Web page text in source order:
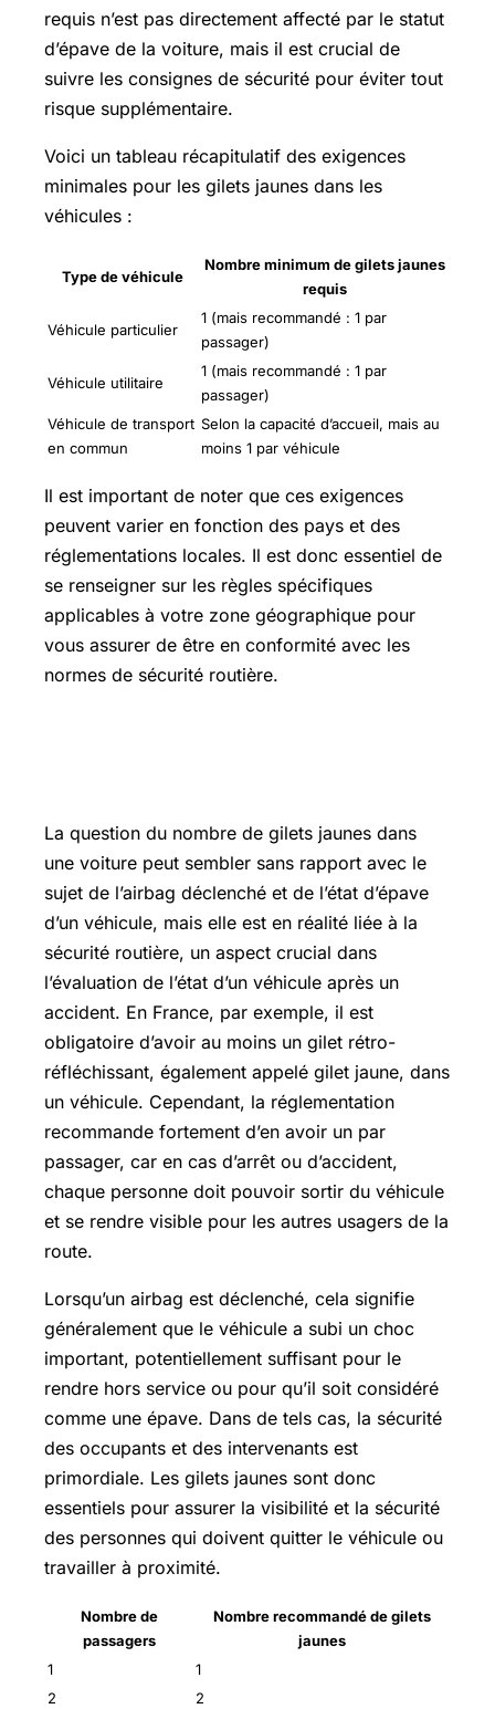
requis n’est pas directement affecté par le statut
d’épave de la voiture, mais il est crucial de
suivre les consignes de sécurité pour éviter tout
risque supplémentaire.
Voici un tableau récapitulatif des exigences
minimales pour les gilets jaunes dans les
véhicules :
Type de véhicule
Nombre minimum de gilets jaunes
requis
Véhicule particulier
1 (mais recommandé : 1 par
passager)
Véhicule utilitaire
1 (mais recommandé : 1 par
passager)
Véhicule de transport
en commun
Selon la capacité d’accueil, mais au
moins 1 par véhicule
Il est important de noter que ces exigences
peuvent varier en fonction des pays et des
réglementations locales. Il est donc essentiel de
se renseigner sur les règles spécifiques
applicables à votre zone géographique pour
vous assurer de être en conformité avec les
normes de sécurité routière.
La question du nombre de gilets jaunes dans
une voiture peut sembler sans rapport avec le
sujet de l’airbag déclenché et de l’état d’épave
d’un véhicule, mais elle est en réalité liée à la
sécurité routière, un aspect crucial dans
l’évaluation de l’état d’un véhicule après un
accident. En France, par exemple, il est
obligatoire d’avoir au moins un gilet rétro-
réfléchissant, également appelé gilet jaune, dans
un véhicule. Cependant, la réglementation
recommande fortement d’en avoir un par
passager, car en cas d’arrêt ou d’accident,
chaque personne doit pouvoir sortir du véhicule
et se rendre visible pour les autres usagers de la
route.
Lorsqu’un airbag est déclenché, cela signifie
généralement que le véhicule a subi un choc
important, potentiellement suffisant pour le
rendre hors service ou pour qu’il soit considéré
comme une épave. Dans de tels cas, la sécurité
des occupants et des intervenants est
primordiale. Les gilets jaunes sont donc
essentiels pour assurer la visibilité et la sécurité
des personnes qui doivent quitter le véhicule ou
travailler à proximité.
Nombre de
passagers
Nombre recommandé de gilets
jaunes
1
1
2
2